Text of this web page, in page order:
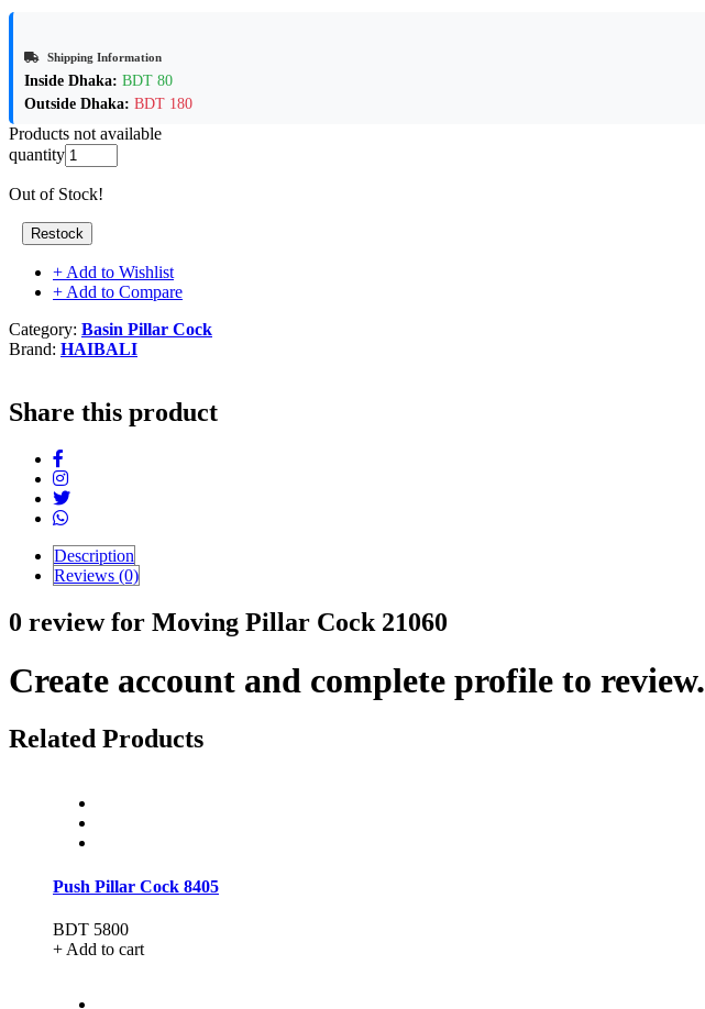
Shipping Information
Inside Dhaka: BDT 80
Outside Dhaka: BDT 180
Products not available
quantity
Out of Stock!
Restock
+ Add to Wishlist
+ Add to Compare
Category: Basin Pillar Cock
Brand: HAIBALI
Share this product
Description
Reviews (0)
0 review for Moving Pillar Cock 21060
Create account and complete profile to review.
Related Products
Push Pillar Cock 8405
BDT 5800
+ Add to cart